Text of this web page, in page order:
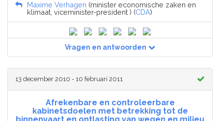
Maxime Verhagen (minister economische zaken en
klimaat, viceminister-president ) (CDA)
Vragen en antwoorden
13 december 2010 - 10 februari 2011
Afrekenbare en controleerbare
kabinetsdoelen met betrekking tot de